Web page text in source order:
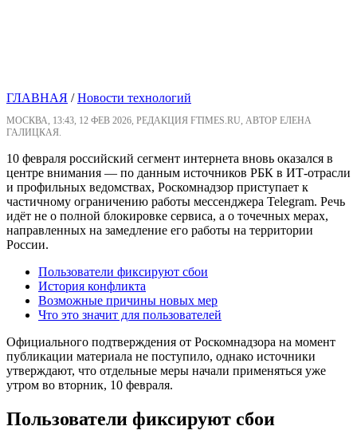
ГЛАВНАЯ /Новости технологий
МОСКВА, 13:43, 12 ФЕВ 2026, РЕДАКЦИЯ FTIMES.RU, АВТОР ЕЛЕНА
ГАЛИЦКАЯ.
10 февраля российский сегмент интернета вновь оказался в
центре внимания — по данным источников РБК в ИТ-отрасли
и профильных ведомствах, Роскомнадзор приступает к
частичному ограничению работы мессенджера Telegram. Речь
идёт не о полной блокировке сервиса, а о точечных мерах,
направленных на замедление его работы на территории
России.
Пользователи фиксируют сбои
История конфликта
Возможные причины новых мер
Что это значит для пользователей
Официального подтверждения от Роскомнадзора на момент
публикации материала не поступило, однако источники
утверждают, что отдельные меры начали применяться уже
утром во вторник, 10 февраля.
Пользователи фиксируют сбои